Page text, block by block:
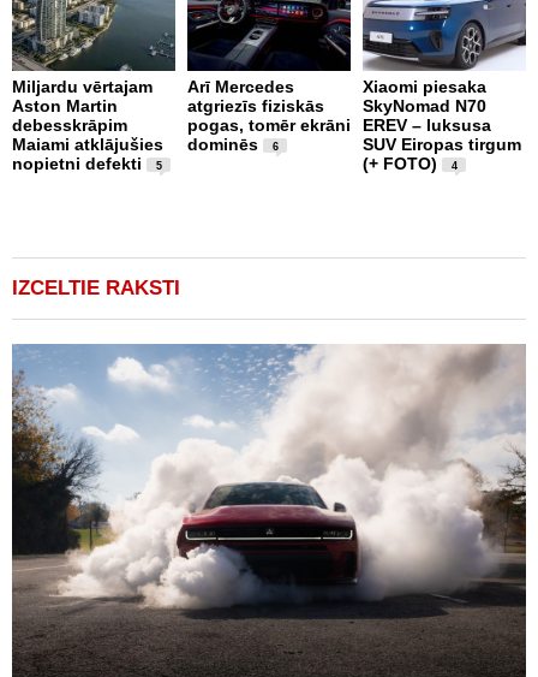
Miljardu vērtajam
Aston Martin
debesskrāpim
Maiami atklājušies
nopietni defekti
5
Arī Mercedes
atgriezīs fiziskās
pogas, tomēr ekrāni
dominēs
6
Xiaomi piesaka
SkyNomad N70
EREV – luksusa
SUV Eiropas tirgum
(+ FOTO)
4
IZCELTIE RAKSTI